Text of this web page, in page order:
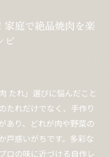
庭で絶品焼肉を楽
ピ
たれ」選びに悩んだこと
たれだけでなく、手作り
あり、どれが肉や野菜の
戸惑いがちです。多彩な
ロの味に近づける自作レ